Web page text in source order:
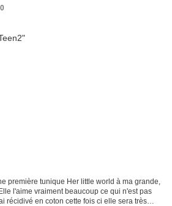
première tunique Her little world à ma grande,
l'aime vraiment beaucoup ce qui n'est pas
récidivé en coton cette fois ci elle sera très